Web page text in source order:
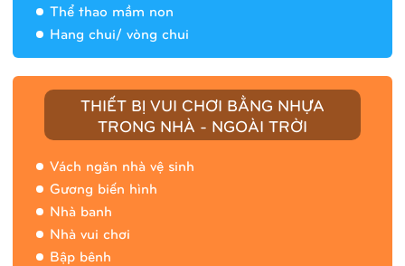
Thể thao mầm non
Hang chui/ vòng chui
THIẾT BỊ VUI CHƠI BẰNG NHỰA
TRONG NHÀ - NGOÀI TRỜI
Vách ngăn nhà vệ sinh
Gương biến hình
Nhà banh
Nhà vui chơi
Bập bênh
Nhà banh 9H5408